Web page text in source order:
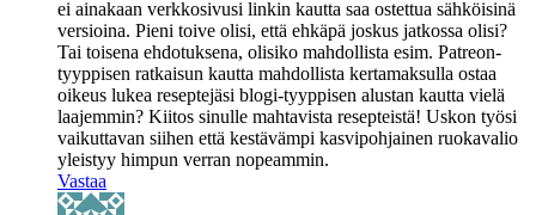
ei ainakaan verkkosivusi linkin kautta saa ostettua sähköisinä
versioina. Pieni toive olisi, että ehkäpä joskus jatkossa olisi?
Tai toisena ehdotuksena, olisiko mahdollista esim. Patreon-
tyyppisen ratkaisun kautta mahdollista kertamaksulla ostaa
oikeus lukea reseptejäsi blogi-tyyppisen alustan kautta vielä
laajemmin? Kiitos sinulle mahtavista resepteistä! Uskon työsi
vaikuttavan siihen että kestävämpi kasvipohjainen ruokavalio
yleistyy himpun verran nopeammin.
Vastaa